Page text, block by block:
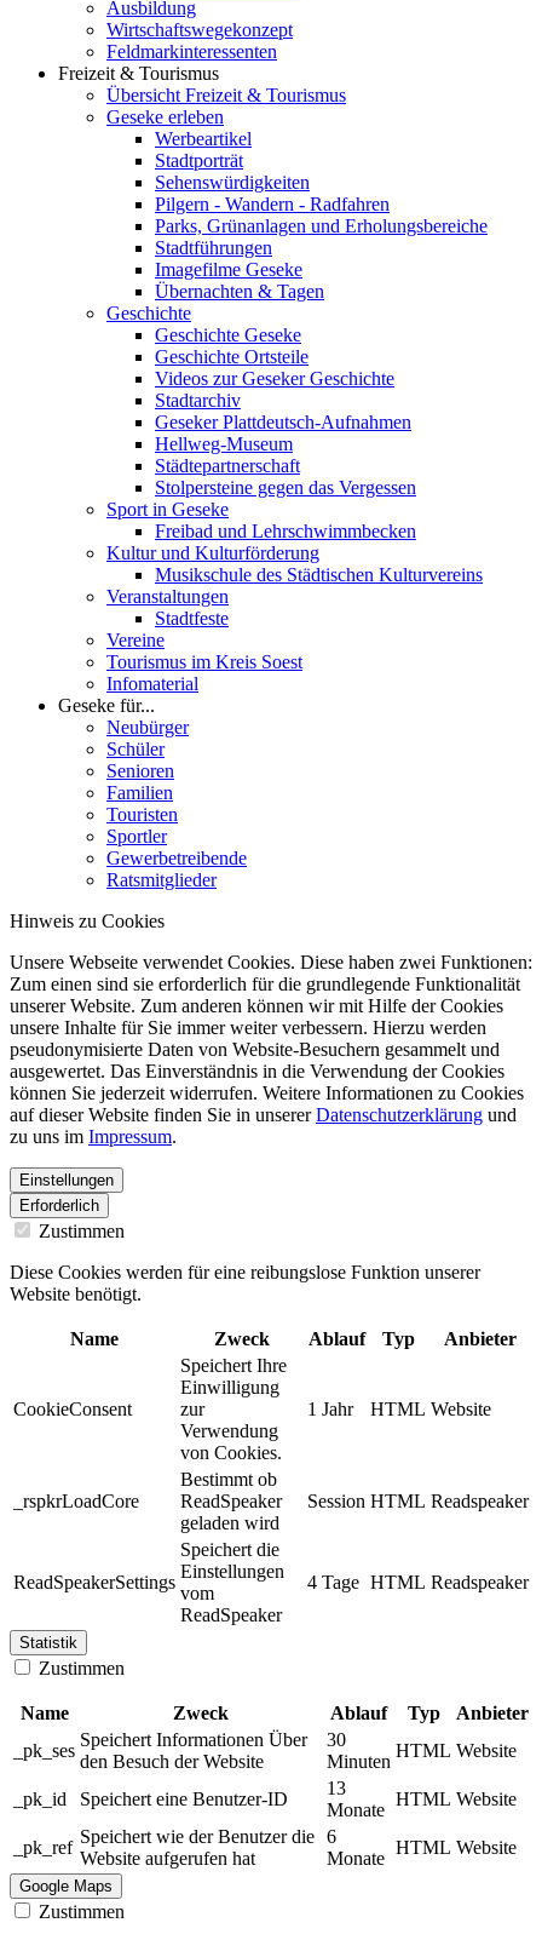
Ausbildung
Wirtschaftswegekonzept
Feldmarkinteressenten
Freizeit & Tourismus
Übersicht Freizeit & Tourismus
Geseke erleben
Werbeartikel
Stadtporträt
Sehenswürdigkeiten
Pilgern - Wandern - Radfahren
Parks, Grünanlagen und Erholungsbereiche
Stadtführungen
Imagefilme Geseke
Übernachten & Tagen
Geschichte
Geschichte Geseke
Geschichte Ortsteile
Videos zur Geseker Geschichte
Stadtarchiv
Geseker Plattdeutsch-Aufnahmen
Hellweg-Museum
Städtepartnerschaft
Stolpersteine gegen das Vergessen
Sport in Geseke
Freibad und Lehrschwimmbecken
Kultur und Kulturförderung
Musikschule des Städtischen Kulturvereins
Veranstaltungen
Stadtfeste
Vereine
Tourismus im Kreis Soest
Infomaterial
Geseke für...
Neubürger
Schüler
Senioren
Familien
Touristen
Sportler
Gewerbetreibende
Ratsmitglieder
Hinweis zu Cookies
Unsere Webseite verwendet Cookies. Diese haben zwei Funktionen:
Zum einen sind sie erforderlich für die grundlegende Funktionalität
unserer Website. Zum anderen können wir mit Hilfe der Cookies
unsere Inhalte für Sie immer weiter verbessern. Hierzu werden
pseudonymisierte Daten von Website-Besuchern gesammelt und
ausgewertet. Das Einverständnis in die Verwendung der Cookies
können Sie jederzeit widerrufen. Weitere Informationen zu Cookies
auf dieser Website finden Sie in unsererDatenschutzerklärung und
zu uns im Impressum.
Einstellungen
Erforderlich
Zustimmen
Diese Cookies werden für eine reibungslose Funktion unserer
Website benötigt.
Name Zweck Ablauf Typ Anbieter
CookieConsent
Speichert Ihre
Einwilligung
zur
Verwendung
von Cookies.
1 Jahr HTML Website
_rspkrLoadCore
Bestimmt ob
ReadSpeaker
geladen wird
Session HTML Readspeaker
ReadSpeakerSettings
Speichert die
Einstellungen
vom
ReadSpeaker
4 Tage HTML Readspeaker
Statistik
Zustimmen
Name Zweck Ablauf Typ
Anbieter
_pk_ses
Speichert Informationen Über
den Besuch der Website
30
Minuten
HTML Website
_pk_id Speichert eine Benutzer-ID
13
Monate
HTML Website
_pk_ref
Speichert wie der Benutzer die
Website aufgerufen hat
6
Monate
HTML Website
Google Maps
Zustimmen